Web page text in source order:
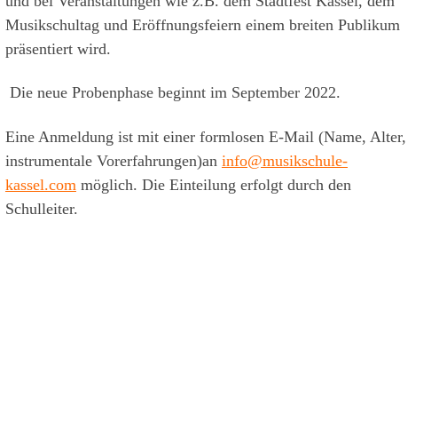
Musikschultag und Eröffnungsfeiern einem breiten Publikum
präsentiert wird.
Die neue Probenphase beginnt im September 2022.
Eine Anmeldung ist mit einer formlosen E-Mail (Name, Alter,
instrumentale Vorerfahrungen)an info@musikschule-
kassel.com möglich. Die Einteilung erfolgt durch den
Schulleiter.